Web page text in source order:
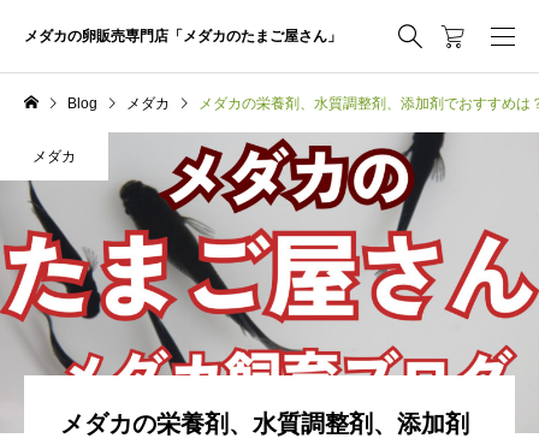
メダカの卵販売専門店「メダカのたまご屋さん」
Blog メダカ メダカの栄養剤、水質調整剤、添加剤でおすすめは
メダカ
メダカの栄養剤、水質調整剤、添加剤